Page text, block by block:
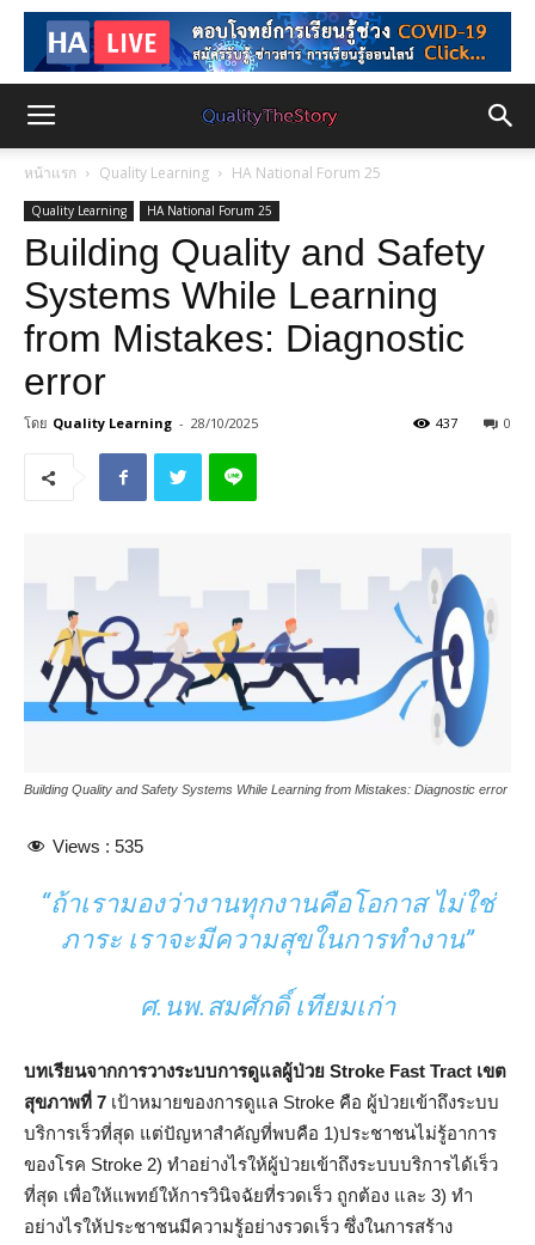
หน้าแรก Quality Learning HA National Forum 25
Quality Learning HA National Forum 25
Building Quality and Safety
Systems While Learning
from Mistakes: Diagnostic
error
โดย Quality Learning - 28/10/2025 0
437
Building Quality and Safety Systems While Learning from Mistakes: Diagnostic error
Views : 535
“ถ้าเรามองว่างานทุกงานคือโอกาส ไม่ใช่
ภาระ เราจะมีความสุขในการทำงาน”
ศ.นพ.สมศักดิ์ เทียมเก่า
บทเรียนจากการวางระบบการดูแลผู้ป่วย Stroke Fast Tract เขต
สุขภาพที่ 7 เป้าหมายของการดูแล Stroke คือ ผู้ป่วยเข้าถึงระบบ
บริการเร็วที่สุด แต่ปัญหาสำคัญที่พบคือ 1)ประชาชนไม่รู้อาการ
ของโรค Stroke 2) ทำอย่างไรให้ผู้ป่วยเข้าถึงระบบบริการได้เร็ว
ที่สุด เพื่อให้แพทย์ให้การวินิจฉัยที่รวดเร็ว ถูกต้อง และ 3) ทำ
อย่างไรให้ประชาชนมีความรู้อย่างรวดเร็ว ซึ่งในการสร้าง